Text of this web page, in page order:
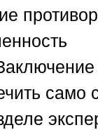
само